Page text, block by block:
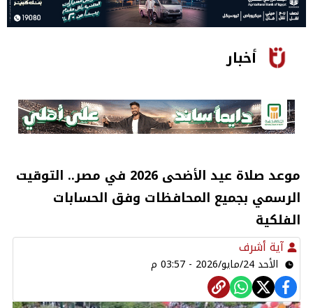
أخبار
موعد صلاة عيد الأضحى 2026 في مصر.. التوقيت
الرسمي بجميع المحافظات وفق الحسابات
الفلكية
آية أشرف
الأحد 24/مايو/2026 - 03:57 م